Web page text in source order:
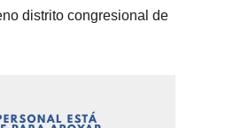
distrito congresional de